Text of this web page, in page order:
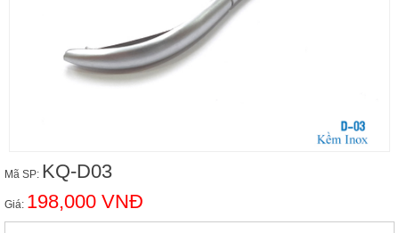
Mã SP: KQ-D03
Giá: 198,000 VNĐ